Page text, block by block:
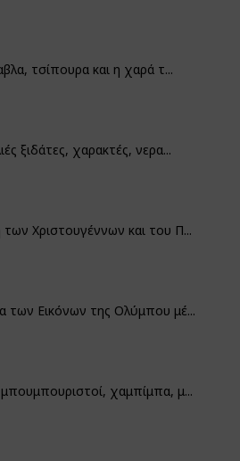
τσίπουρα και η χαρά τ...
ξιδάτες, χαρακτές, νερα...
Χριστουγέννων και του Π...
των Εικόνων της Ολύμπου μέ...
μπουμπουριστοί, χαμπίμπα, μ...